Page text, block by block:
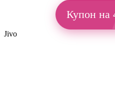
Купон на
Jivo